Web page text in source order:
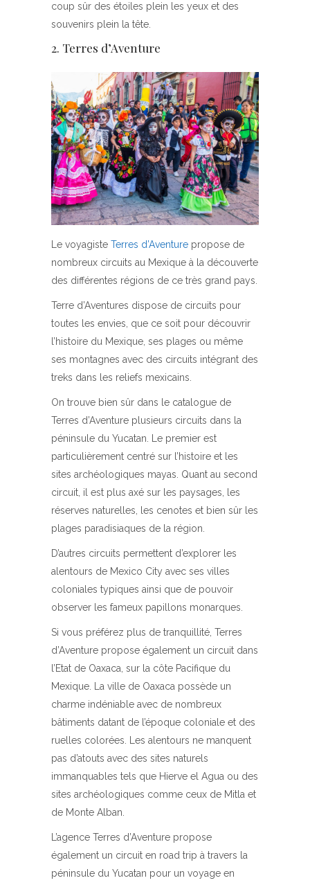
coup sûr des étoiles plein les yeux et des
souvenirs plein la tête.
2. Terres d’Aventure
Le voyagiste Terres d’Aventure propose de
nombreux circuits au Mexique à la découverte
des différentes régions de ce très grand pays.
Terre d’Aventures dispose de circuits pour
toutes les envies, que ce soit pour découvrir
l’histoire du Mexique, ses plages ou même
ses montagnes avec des circuits intégrant des
treks dans les reliefs mexicains.
On trouve bien sûr dans le catalogue de
Terres d’Aventure plusieurs circuits dans la
péninsule du Yucatan. Le premier est
particulièrement centré sur l’histoire et les
sites archéologiques mayas. Quant au second
circuit, il est plus axé sur les paysages, les
réserves naturelles, les cenotes et bien sûr les
plages paradisiaques de la région.
D’autres circuits permettent d’explorer les
alentours de Mexico City avec ses villes
coloniales typiques ainsi que de pouvoir
observer les fameux papillons monarques.
Si vous préférez plus de tranquillité, Terres
d’Aventure propose également un circuit dans
l’Etat de Oaxaca, sur la côte Pacifique du
Mexique. La ville de Oaxaca possède un
charme indéniable avec de nombreux
bâtiments datant de l’époque coloniale et des
ruelles colorées. Les alentours ne manquent
pas d’atouts avec des sites naturels
immanquables tels que Hierve el Agua ou des
sites archéologiques comme ceux de Mitla et
de Monte Alban.
L’agence Terres d’Aventure propose
également un circuit en road trip à travers la
péninsule du Yucatan pour un voyage en